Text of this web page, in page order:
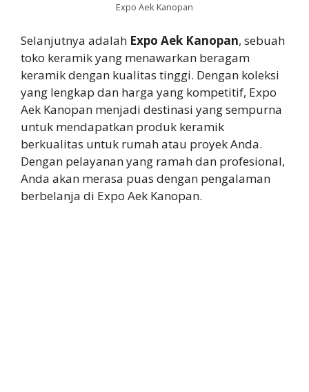
Expo Aek Kanopan
Selanjutnya adalah Expo Aek Kanopan, sebuah
toko keramik yang menawarkan beragam
keramik dengan kualitas tinggi. Dengan koleksi
yang lengkap dan harga yang kompetitif, Expo
Aek Kanopan menjadi destinasi yang sempurna
untuk mendapatkan produk keramik
berkualitas untuk rumah atau proyek Anda.
Dengan pelayanan yang ramah dan profesional,
Anda akan merasa puas dengan pengalaman
berbelanja di Expo Aek Kanopan.